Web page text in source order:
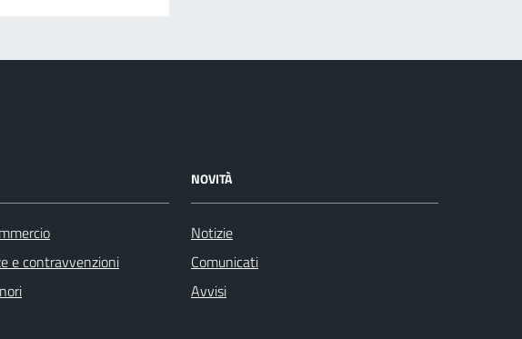
e contravvenzioni
NOVITÀ
Notizie
Comunicati
Avvisi